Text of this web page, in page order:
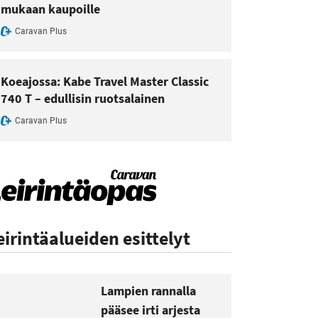
mukaan kaupoille
Caravan Plus
Koeajossa: Kabe Travel Master Classic
740 T – edullisin ruotsalainen
Caravan Plus
esittelyt
Lampien rannalla
pääsee irti arjesta